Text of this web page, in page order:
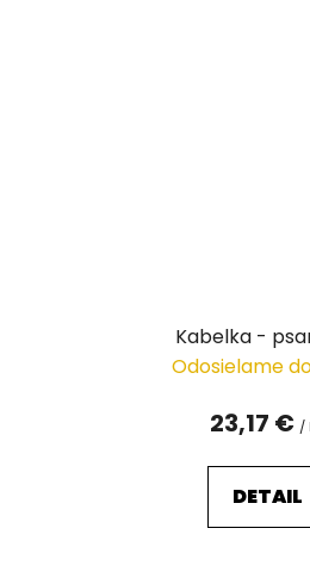
Kabelka -
Odosielame
23,17 € /
DETAIL